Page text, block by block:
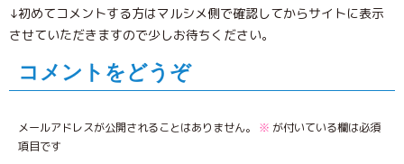
↓初めてコメントする方はマルシメ側で確認してからサイトに表示
させていただきますので少しお待ちください。
コメントをどうぞ
メールアドレスが公開されることはありません。 ※ が付いている欄は必須
項目です